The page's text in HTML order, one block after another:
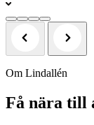
Om Lindallén
Få nära till